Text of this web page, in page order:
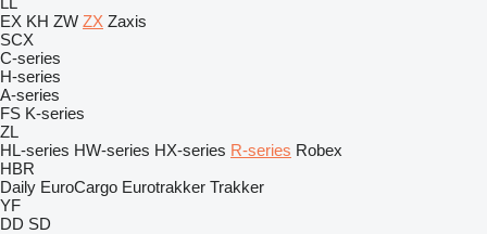
EX KH ZW ZX Zaxis
SCX
C-series
H-series
A-series
FS K-series
ZL
HL-series HW-series HX-series R-series Robex
HBR
Daily EuroCargo Eurotrakker Trakker
YF
DD SD